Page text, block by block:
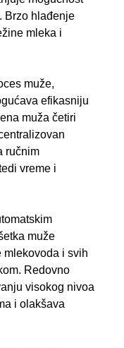
Brzo hlađenje
mleka i
muže,
efikasniju
muža četiri
ručnim
vreme i
muže
mlekovoda i svih
Redovno
visokog nivoa
i olakšava